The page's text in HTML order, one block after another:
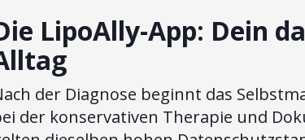
LipoAlly-App: Dein
der Diagnose beginnt das
der konservativen Therapie und